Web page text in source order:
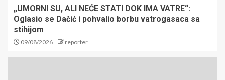
„UMORNI SU, ALI NEĆE STATI DOK IMA VATRE“:
Oglasio se Dačić i pohvalio borbu vatrogasaca sa
stihijom
09/08/2026 reporter